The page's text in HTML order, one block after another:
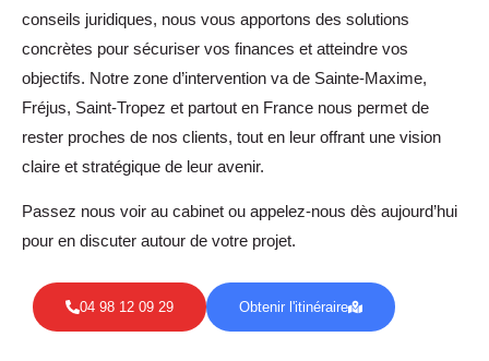
conseils juridiques, nous vous apportons des solutions
concrètes pour sécuriser vos finances et atteindre vos
objectifs. Notre zone d’intervention va de Sainte-Maxime,
Fréjus, Saint-Tropez et partout en France nous permet de
rester proches de nos clients, tout en leur offrant une vision
claire et stratégique de leur avenir.
Passez nous voir au cabinet ou appelez-nous dès aujourd’hui
pour en discuter autour de votre projet.
04 98 12 09 29 Obtenir l'itinéraire